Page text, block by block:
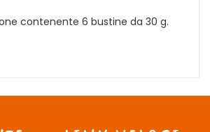
contenente 6 bustine da 30 g.